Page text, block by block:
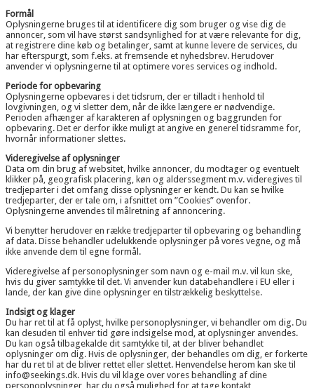
Formål
Oplysningerne bruges til at identificere dig som bruger og vise dig de
annoncer, som vil have størst sandsynlighed for at være relevante for dig,
at registrere dine køb og betalinger, samt at kunne levere de services, du
har efterspurgt, som f.eks. at fremsende et nyhedsbrev. Herudover
anvender vi oplysningerne til at optimere vores services og indhold.
Periode for opbevaring
Oplysningerne opbevares i det tidsrum, der er tilladt i henhold til
lovgivningen, og vi sletter dem, når de ikke længere er nødvendige.
Perioden afhænger af karakteren af oplysningen og baggrunden for
opbevaring. Det er derfor ikke muligt at angive en generel tidsramme for,
hvornår informationer slettes.
Videregivelse af oplysninger
Data om din brug af websitet, hvilke annoncer, du modtager og eventuelt
klikker på, geografisk placering, køn og alderssegment m.v. videregives til
tredjeparter i det omfang disse oplysninger er kendt. Du kan se hvilke
tredjeparter, der er tale om, i afsnittet om ”Cookies” ovenfor.
Oplysningerne anvendes til målretning af annoncering.
Vi benytter herudover en række tredjeparter til opbevaring og behandling
af data. Disse behandler udelukkende oplysninger på vores vegne, og må
ikke anvende dem til egne formål.
Videregivelse af personoplysninger som navn og e-mail m.v. vil kun ske,
hvis du giver samtykke til det. Vi anvender kun databehandlere i EU eller i
lande, der kan give dine oplysninger en tilstrækkelig beskyttelse.
Indsigt og klager
Du har ret til at få oplyst, hvilke personoplysninger, vi behandler om dig. Du
kan desuden til enhver tid gøre indsigelse mod, at oplysninger anvendes.
Du kan også tilbagekalde dit samtykke til, at der bliver behandlet
oplysninger om dig. Hvis de oplysninger, der behandles om dig, er forkerte
har du ret til at de bliver rettet eller slettet. Henvendelse herom kan ske til
info@seekings.dk. Hvis du vil klage over vores behandling af dine
personoplysninger, har du også mulighed for at tage kontakt